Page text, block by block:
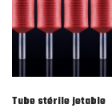
Tube stérile jetable